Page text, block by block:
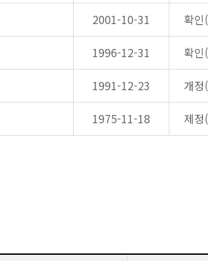
2001-10-31 확인
1996-12-31 확인
1991-12-23 개정
1975-11-18 제정